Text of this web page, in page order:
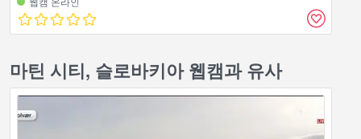
마틴 시티, 슬로바키아 웹캠과 유사